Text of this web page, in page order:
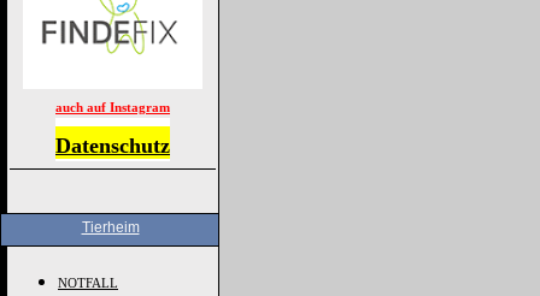
auch auf Instagram
Datenschutz
Tierheim
NOTFALL